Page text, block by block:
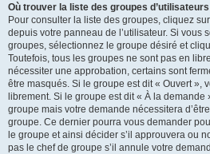
Où trouver la liste des groupes
Pour consulter la liste des groupes, cliquez
depuis votre panneau de l’utilisateur. Si vous
groupes, sélectionnez le groupe désiré et
Toutefois, tous les groupes ne sont pas en
nécessiter une approbation, certains sont
être masqués. Si le groupe est dit « Ouvert »,
librement. Si le groupe est dit « À la demande
groupe mais votre demande nécessitera
groupe. Ce dernier pourra vous demander
le groupe et ainsi décider s’il approuvera ou
pas le chef de groupe s’il annule votre